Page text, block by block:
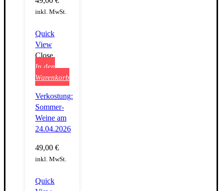
inkl. MwSt.
Quick
View
Close
In den
Warenkorb
Verkostung:
Sommer-
Weine am
24.04.2026
49,00 €
inkl. MwSt.
Quick